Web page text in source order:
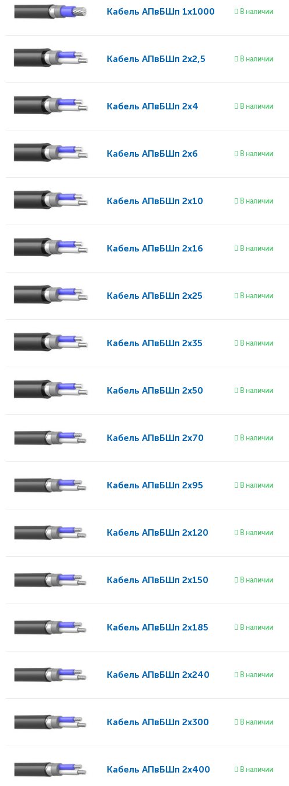
Кабель АПвБШп 1x1000 В наличии
Кабель АПвБШп 2x2,5 В наличии
Кабель АПвБШп 2x4 В наличии
Кабель АПвБШп 2x6 В наличии
Кабель АПвБШп 2x10 В наличии
Кабель АПвБШп 2x16 В наличии
Кабель АПвБШп 2x25 В наличии
Кабель АПвБШп 2x35 В наличии
Кабель АПвБШп 2x50 В наличии
Кабель АПвБШп 2x70 В наличии
Кабель АПвБШп 2x95 В наличии
Кабель АПвБШп 2x120 В наличии
Кабель АПвБШп 2x150 В наличии
Кабель АПвБШп 2x185 В наличии
Кабель АПвБШп 2x240 В наличии
Кабель АПвБШп 2x300 В наличии
Кабель АПвБШп 2x400 В наличии